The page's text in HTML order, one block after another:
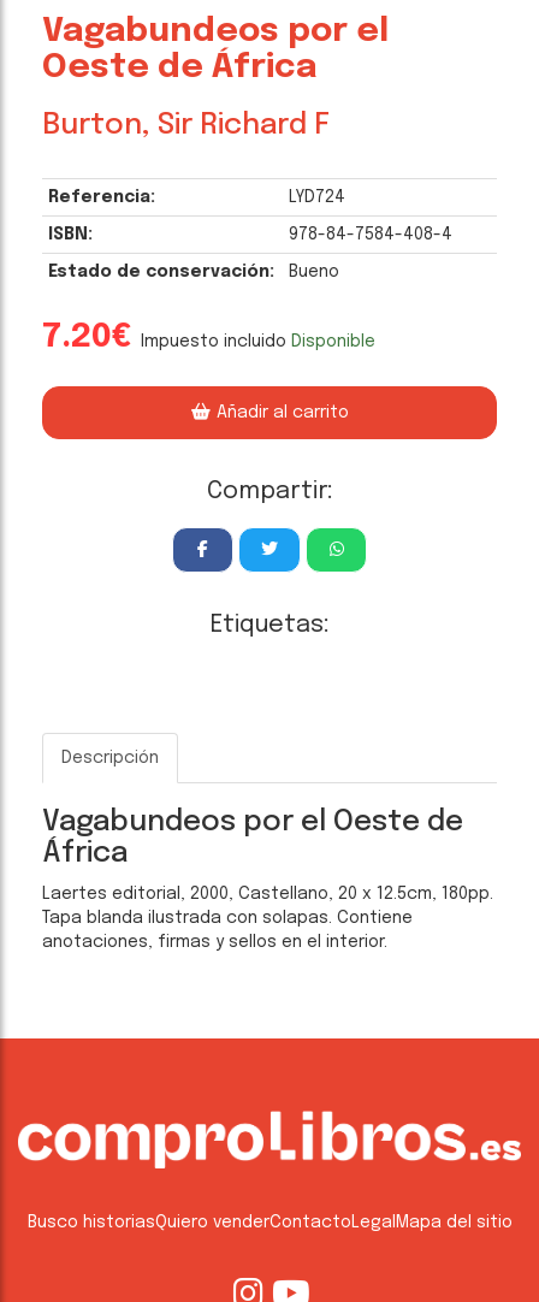
Vagabundeos por el
Oeste de África
Burton, Sir Richard F
Referencia: LYD724
ISBN: 978-84-7584-408-4
Estado de conservación: Bueno
7.20€ Impuesto incluido Disponible
Añadir al carrito
Compartir:
Etiquetas:
Descripción
Vagabundeos por el Oeste de
África
Laertes editorial, 2000, Castellano, 20 x 12.5cm, 180pp.
Tapa blanda ilustrada con solapas. Contiene
anotaciones, firmas y sellos en el interior.
Busco historiasQuiero venderContacto Legal Mapa del sitio